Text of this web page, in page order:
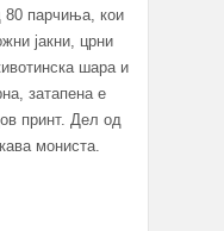
80 парчиња, кои
јакни, црни
шара и
затапена е
принт. Дел од
мониста.